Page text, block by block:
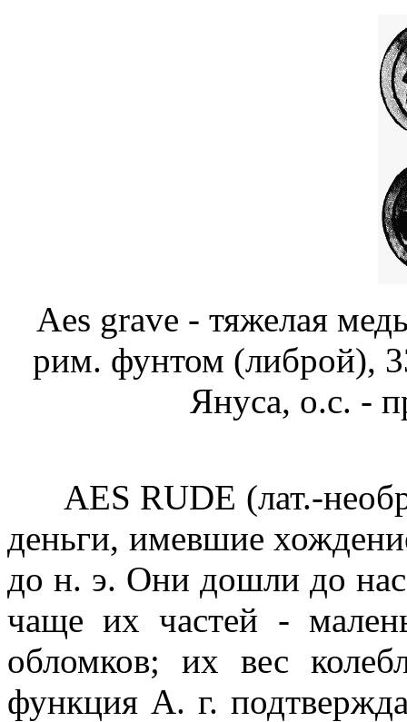
Aes grave - тяжелая
рим. фунтом (либрой),
Януса, о.с. -
AES RUDE (лат.-
деньги, имевшие
до н. э. Они дошли до
чаще их частей -
обломков; их вес
функция А. г.